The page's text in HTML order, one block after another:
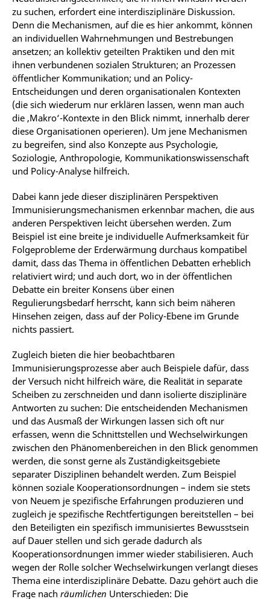
zu suchen, erfordert eine interdisziplinäre Diskussion.
Denn die Mechanismen, auf die es hier ankommt, können
an individuellen Wahrnehmungen und Bestrebungen
ansetzen; an kollektiv geteilten Praktiken und den mit
ihnen verbundenen sozialen Strukturen; an Prozessen
öffentlicher Kommunikation; und an Policy-
Entscheidungen und deren organisationalen Kontexten
(die sich wiederum nur erklären lassen, wenn man auch
die ‚Makro‘-Kontexte in den Blick nimmt, innerhalb derer
diese Organisationen operieren). Um jene Mechanismen
zu begreifen, sind also Konzepte aus Psychologie,
Soziologie, Anthropologie, Kommunikationswissenschaft
und Policy-Analyse hilfreich.
Dabei kann jede dieser disziplinären Perspektiven
Immunisierungsmechanismen erkennbar machen, die aus
anderen Perspektiven leicht übersehen werden. Zum
Beispiel ist eine breite je individuelle Aufmerksamkeit für
Folgeprobleme der Erderwärmung durchaus kompatibel
damit, dass das Thema in öffentlichen Debatten erheblich
relativiert wird; und auch dort, wo in der öffentlichen
Debatte ein breiter Konsens über einen
Regulierungsbedarf herrscht, kann sich beim näheren
Hinsehen zeigen, dass auf der Policy-Ebene im Grunde
nichts passiert.
Zugleich bieten die hier beobachtbaren
Immunisierungsprozesse aber auch Beispiele dafür, dass
der Versuch nicht hilfreich wäre, die Realität in separate
Scheiben zu zerschneiden und dann isolierte disziplinäre
Antworten zu suchen: Die entscheidenden Mechanismen
und das Ausmaß der Wirkungen lassen sich oft nur
erfassen, wenn die Schnittstellen und Wechselwirkungen
zwischen den Phänomenbereichen in den Blick genommen
werden, die sonst gerne als Zuständigkeitsgebiete
separater Disziplinen behandelt werden. Zum Beispiel
können soziale Kooperationsordnungen – indem sie stets
von Neuem je spezifische Erfahrungen produzieren und
zugleich je spezifische Rechtfertigungen bereitstellen – bei
den Beteiligten ein spezifisch immunisiertes Bewusstsein
auf Dauer stellen und sich gerade dadurch als
Kooperationsordnungen immer wieder stabilisieren. Auch
wegen der Rolle solcher Wechselwirkungen verlangt dieses
Thema eine interdisziplinäre Debatte. Dazu gehört auch die
Frage nach räumlichen Unterschieden: Die